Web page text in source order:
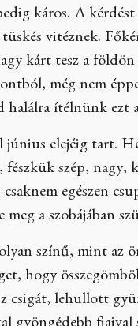
káros. A
tüskés vitéznek.
kárt tesz a
még nem
halálra ítélnünk ezt
június elejéig tart.
szép,
csaknem egészen
a szobájában
színű, mint az
hogy
lehullott